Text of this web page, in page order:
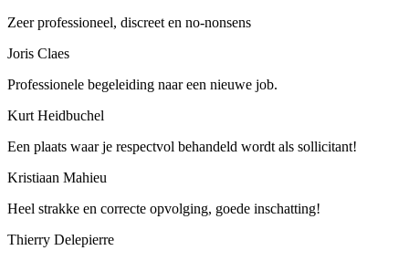
Zeer professioneel, discreet en no-nonsens
Joris Claes
Professionele begeleiding naar een nieuwe job.
Kurt Heidbuchel
Een plaats waar je respectvol behandeld wordt als sollicitant!
Kristiaan Mahieu
Heel strakke en correcte opvolging, goede inschatting!
Thierry Delepierre